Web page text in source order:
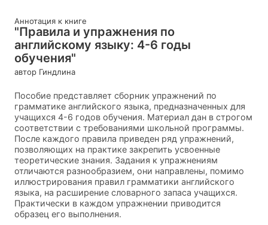
Аннотация к книге
"Правила и упражнения по
английскому языку: 4-6 годы
обучения"
автор Гиндлина
Пособие представляет сборник упражнений по
грамматике английского языка, предназначенных для
учащихся 4-6 годов обучения. Материал дан в строгом
соответствии с требованиями школьной программы.
После каждого правила приведен ряд упражнений,
позволяющих на практике закрепить усвоенные
теоретические знания. Задания к упражнениям
отличаются разнообразием, они направлены, помимо
иллюстрирования правил грамматики английского
языка, на расширение словарного запаса учащихся.
Практически в каждом упражнении приводится
образец его выполнения.